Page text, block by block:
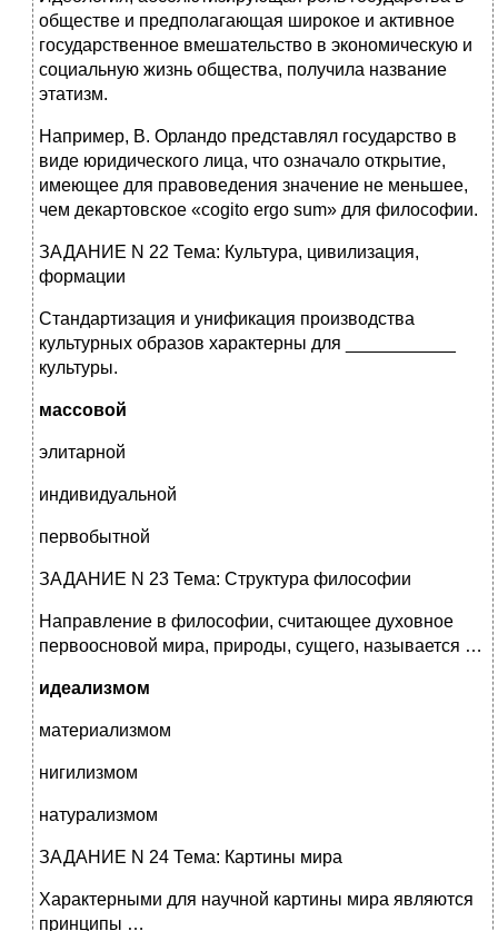
обществе и предполагающая широкое и активное
государственное вмешательство в экономическую и
социальную жизнь общества, получила название
этатизм.
Например, В. Орландо представлял государство в
виде юридического лица, что означало открытие,
имеющее для правоведения значение не меньшее,
чем декартовское «cogito ergo sum» для философии.
ЗАДАНИЕ N 22 Тема: Культура, цивилизация,
формации
Стандартизация и унификация производства
культурных образов характерны для ___________
культуры.
массовой
элитарной
индивидуальной
первобытной
ЗАДАНИЕ N 23 Тема: Структура философии
Направление в философии, считающее духовное
первоосновой мира, природы, сущего, называется …
идеализмом
материализмом
нигилизмом
натурализмом
ЗАДАНИЕ N 24 Тема: Картины мира
Характерными для научной картины мира являются
принципы …